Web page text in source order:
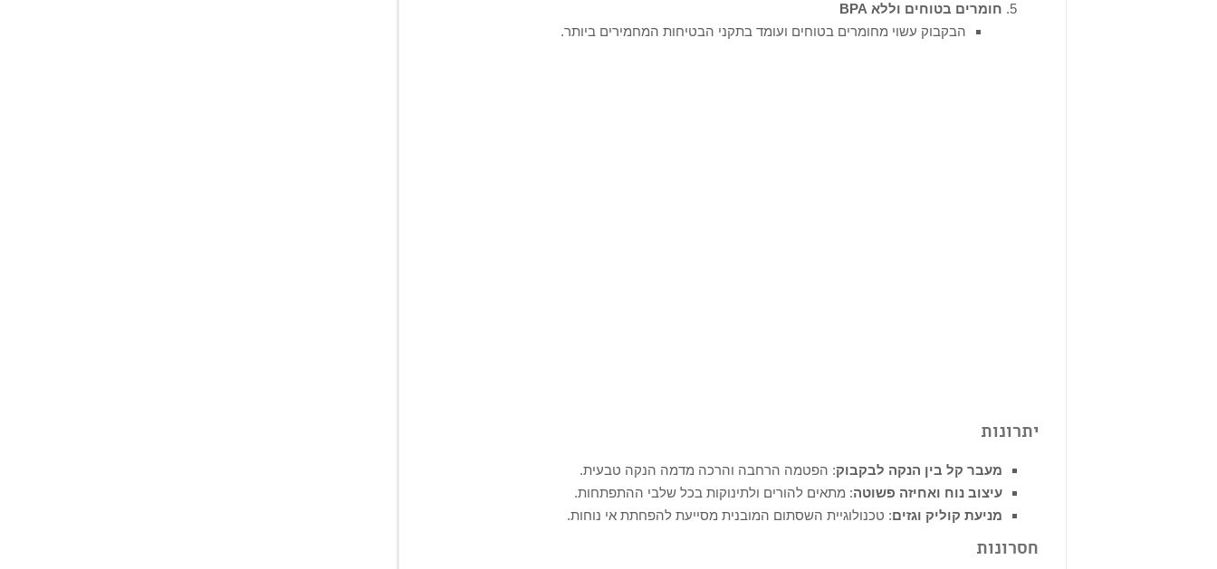
חומרים בטוחים וללא BPA
הבקבוק עשוי מחומרים בטוחים ועומד בתקני הבטיחות המחמירים ביותר.
יתרונות
מעבר קל בין הנקה לבקבוק: הפטמה הרחבה והרכה מדמה הנקה טבעית.
עיצוב נוח ואחיזה פשוטה: מתאים להורים ולתינוקות בכל שלבי ההתפתחות.
מניעת קוליק וגזים: טכנולוגיית השסתום המובנית מסייעת להפחתת אי נוחות.
חסרונות